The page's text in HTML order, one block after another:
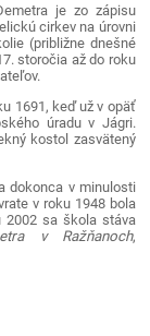
je zo zápisu
cirkev na úrovni
(približne dnešné
storočia až do roku
1691, keď už v opäť
úradu v Jágri.
kostol zasvätený
dokonca v minulosti
v roku 1948 bola
2002 sa škola stáva
v Ražňanoch,